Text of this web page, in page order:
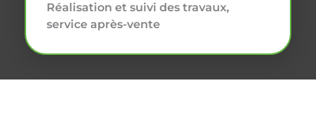
Réalisation et suivi des travaux,
service après-vente